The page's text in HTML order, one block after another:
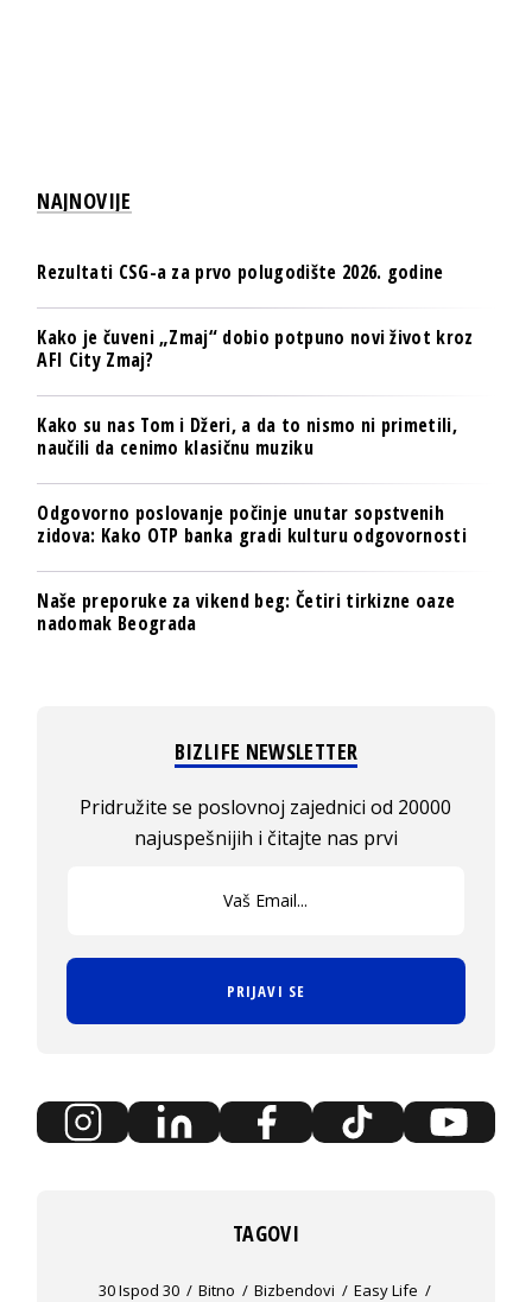
NAJNOVIJE
Rezultati CSG-a za prvo polugodište 2026. godine
Kako je čuveni „Zmaj“ dobio potpuno novi život kroz
AFI City Zmaj?
Kako su nas Tom i Džeri, a da to nismo ni primetili,
naučili da cenimo klasičnu muziku
Odgovorno poslovanje počinje unutar sopstvenih
zidova: Kako OTP banka gradi kulturu odgovornosti
Naše preporuke za vikend beg: Četiri tirkizne oaze
nadomak Beograda
BIZLIFE NEWSLETTER
Pridružite se poslovnoj zajednici od 20000
najuspešnijih i čitajte nas prvi
PRIJAVI SE
TAGOVI
30 Ispod 30 Bitno Bizbendovi
Easy Life